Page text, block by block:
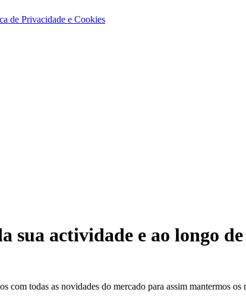
de Privacidade e Cookies
sua actividade e ao longo
com todas as novidades do mercado para assim mantermos os